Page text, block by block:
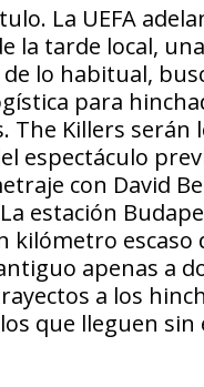
La UEFA
la tarde local,
lo habitual,
para
The Killers serán
espectáculo
con David
estación
kilómetro escaso
apenas a
a los
que lleguen sin